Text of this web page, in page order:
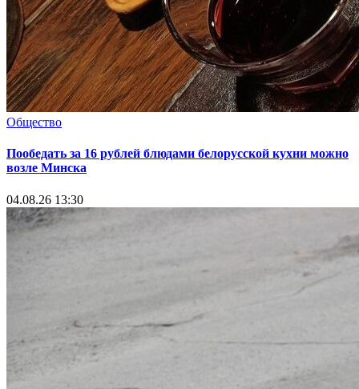
Общество
Пообедать за 16 рублей блюдами белорусской кухни можно
возле Минска
04.08.26 13:30